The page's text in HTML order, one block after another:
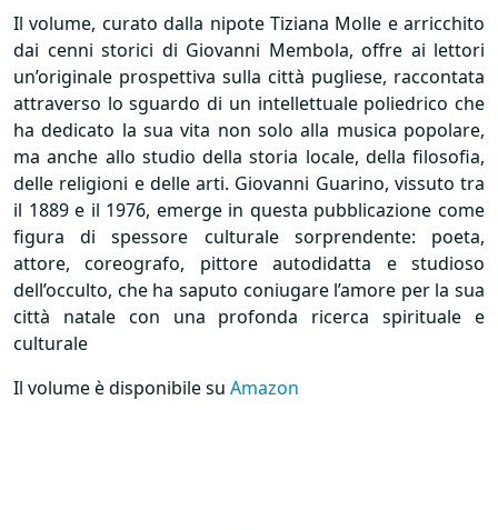
Il volume, curato dalla nipote Tiziana Molle e arricchito
dai cenni storici di Giovanni Membola, offre ai lettori
un’originale prospettiva sulla città pugliese, raccontata
attraverso lo sguardo di un intellettuale poliedrico che
ha dedicato la sua vita non solo alla musica popolare,
ma anche allo studio della storia locale, della filosofia,
delle religioni e delle arti. Giovanni Guarino, vissuto tra
il 1889 e il 1976, emerge in questa pubblicazione come
figura di spessore culturale sorprendente: poeta,
attore, coreografo, pittore autodidatta e studioso
dell’occulto, che ha saputo coniugare l’amore per la sua
città natale con una profonda ricerca spirituale e
culturale
Il volume è disponibile su Amazon